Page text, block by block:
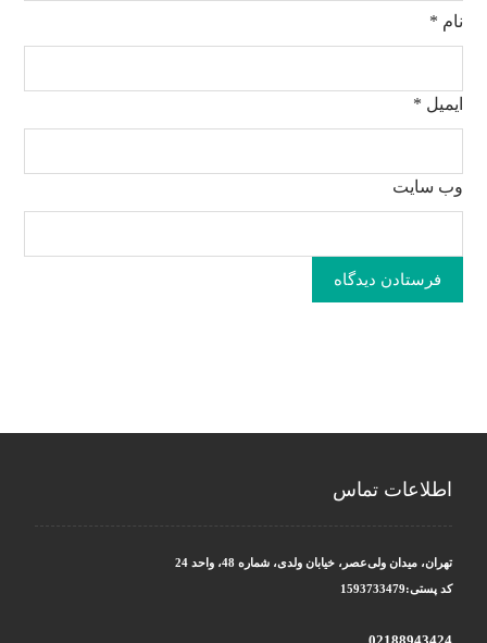
نام *
ایمیل *
وب‌ سایت
فرستادن دیدگاه
اطلاعات تماس
تهران، میدان ولی‌عصر، خیابان ولدی، شماره 48، واحد 24
کد پستی:1593733479